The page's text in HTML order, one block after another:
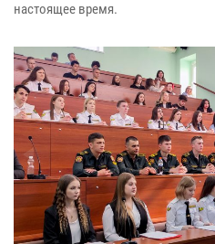
настоящее время.